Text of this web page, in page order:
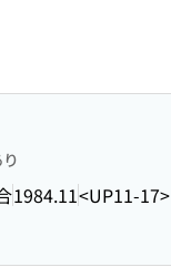
1984.11<UP11-17>